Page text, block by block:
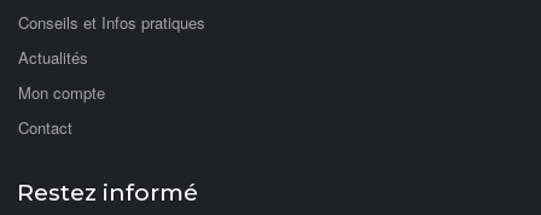
Conseils et Infos pratiques
Actualités
Mon compte
Contact
Restez informé